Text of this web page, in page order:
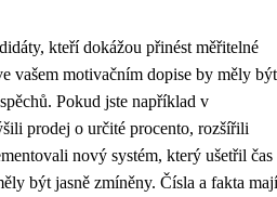
kteří dokážou přinést měřitelné
vašem motivačním dopise by měly být
Pokud jste například v
prodej o určité procento, rozšířili
nový systém, který ušetřil čas
být jasně zmíněny. Čísla a fakta mají